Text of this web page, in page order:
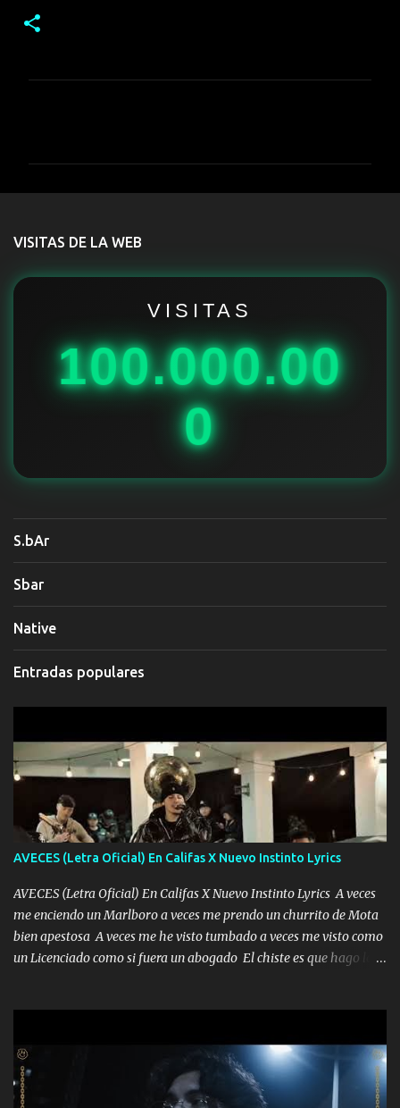
t
VISITAS DE LA WEB
VISITAS
100.000.00
0
S.bAr
Sbar
Native
Entradas populares
AVECES (Letra Oficial) En Califas X Nuevo Instinto Lyrics
AVECES (Letra Oficial) En Califas X Nuevo Instinto Lyrics A veces
me enciendo un Marlboro a veces me prendo un churrito de Mota
bien apestosa A veces me he visto tumbado a veces me visto como
un Licenciado como si fuera un abogado El chiste es que hago lo
corriente no quieren verte subir de level trucha mis plebes Música
A veces me pongo un sombrero a veces me ven la cachucha de lado
con la mirada siempre en alto A veces me fajó una super o a veces